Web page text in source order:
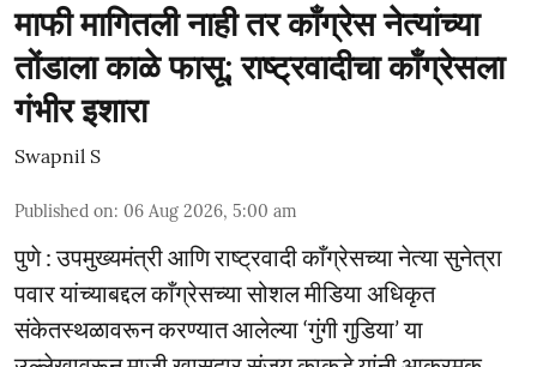
माफी मागितली नाही तर काँग्रेस नेत्यांच्या
तोंडाला काळे फासू; राष्ट्रवादीचा काँग्रेसला
गंभीर इशारा
Swapnil S
Published on: 06 Aug 2026, 5:00 am
पुणे : उपमुख्यमंत्री आणि राष्ट्रवादी काँग्रेसच्या नेत्या सुनेत्रा
पवार यांच्याबद्दल काँग्रेसच्या सोशल मीडिया अधिकृत
संकेतस्थळावरून करण्यात आलेल्या ‘गुंगी गुडिया’ या